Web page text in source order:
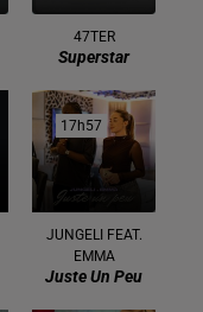
47TER
Superstar
17h57
17h57
JUNGELI FEAT.
EMMA
Juste Un Peu